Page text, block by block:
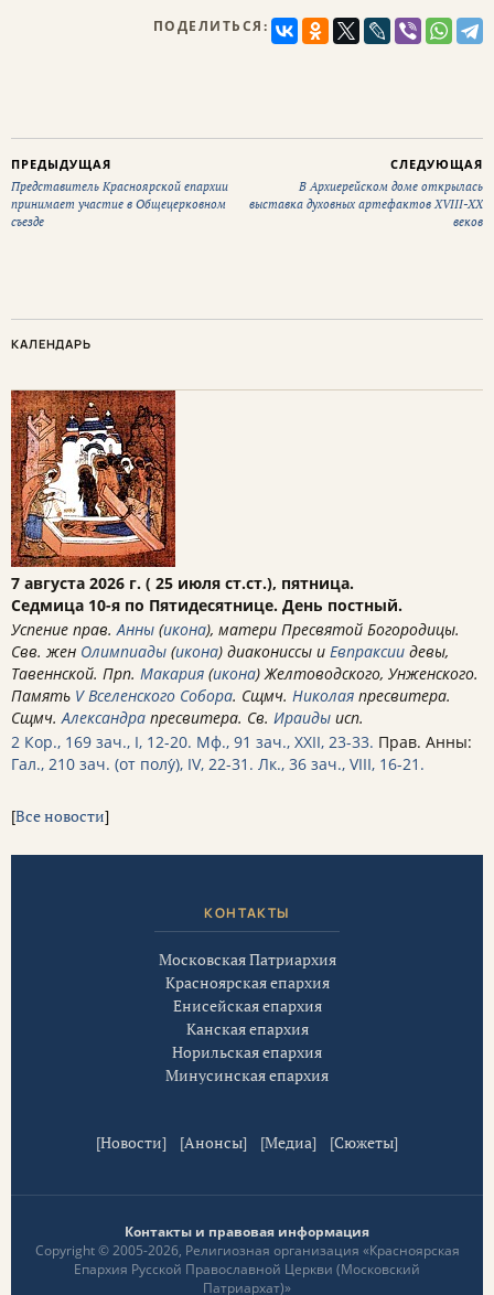
ПОДЕЛИТЬСЯ:
ПРЕДЫДУЩАЯ
Представитель Красноярской епархии
принимает участие в Общецерковном
съезде
СЛЕДУЮЩАЯ
В Архиерейском доме открылась
выставка духовных артефактов XVIII-XX
веков
КАЛЕНДАРЬ
7 августа 2026 г. ( 25 июля ст.ст.), пятница.
Седмица 10-я по Пятидесятнице. День постный.
Успение прав. Анны (икона), матери Пресвятой Богородицы.
Свв. жен Олимпиады (икона) диакониссы и Евпраксии девы,
Тавеннской. Прп. Макария (икона) Желтоводского, Унженского.
Память V Вселенского Собора. Сщмч. Николая пресвитера.
Сщмч. Александра пресвитера. Св. Ираиды исп.
2 Кор., 169 зач., I, 12-20. Мф., 91 зач., XXII, 23-33. Прав. Анны:
Гал., 210 зач. (от полу́), IV, 22-31. Лк., 36 зач., VIII, 16-21.
[Все новости]
КОНТАКТЫ
Московская Патриархия
Красноярская епархия
Енисейская епархия
Канская епархия
Норильская епархия
Минусинская епархия
[Новости] [Анонсы] [Медиа] [Сюжеты]
Контакты и правовая информация
Copyright © 2005-2026, Религиозная организация «Красноярская
Епархия Русской Православной Церкви (Московский
Патриархат)»